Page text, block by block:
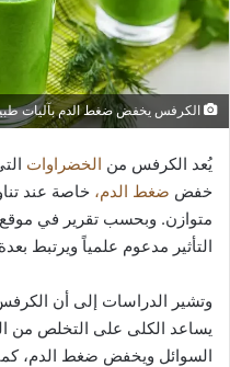
الكرفس يخفض ضغط الدم بآليات
يُعد الكرفس من الخضراوات
خفض ضغط الدم، خاصة عند
التأثير مدعوم علمياً ويرتبط
وتشير الدراسات إلى أن
يساعد الكلى على التخلص من
السوائل ويخفض ضغط الدم،